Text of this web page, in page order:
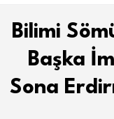
Bilimi
Başka
Sona